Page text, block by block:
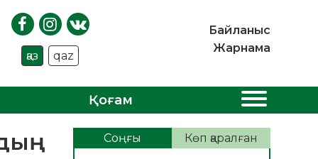
қаз qaz
Байланыс
Жарнама
Қоғам
Соңғы Көп қаралған